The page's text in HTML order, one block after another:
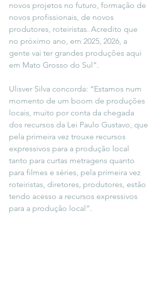
novos projetos no futuro, formação de
novos profissionais, de novos
produtores, roteiristas. Acredito que
no próximo ano, em 2025, 2026, a
gente vai ter grandes produções aqui
em Mato Grosso do Sul”.
Ulisver Silva concorda: “Estamos num
momento de um boom de produções
locais, muito por conta da chegada
dos recursos da Lei Paulo Gustavo, que
pela primeira vez trouxe recursos
expressivos para a produção local
tanto para curtas metragens quanto
para filmes e séries, pela primeira vez
roteiristas, diretores, produtores, estão
tendo acesso a recursos expressivos
para a produção local”.